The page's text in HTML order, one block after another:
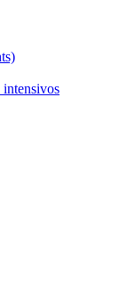
intensivos